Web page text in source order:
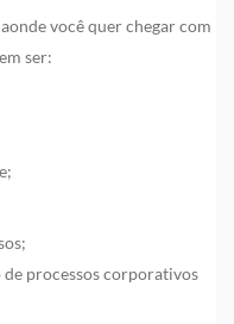
você quer chegar com
ser:
processos corporativos